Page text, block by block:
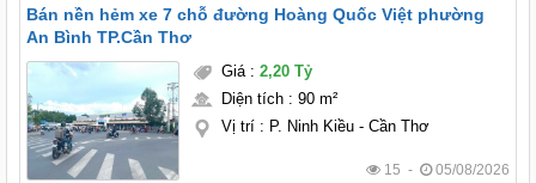
Bán nền hẻm xe 7 chỗ đường Hoàng Quốc Việt phường
An Bình TP.Cần Thơ
Giá: 2,20 Tỷ
Diện tích: 90 m²
Vị trí: P. Ninh Kiều - Cần Thơ
15 - 05/08/2026